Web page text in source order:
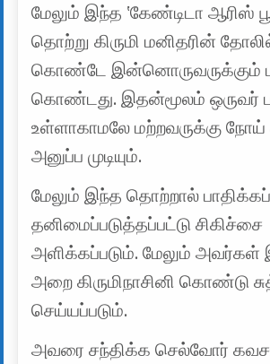
மேலும் இந்த ‛கேண்டிடா ஆரிஸ்
தொற்று கிருமி மனிதரின்
கொண்டே இன்னொருவருக்கும்
கொண்டது. இதன்மூலம் ஒருவர்
உள்ளாகாமலே மற்றவருக்கு நோய்
அனுப்ப முடியும்.
மேலும் இந்த தொற்றால்
தனிமைப்படுத்தப்பட்டு சிகிச்சை
அளிக்கப்படும். மேலும் அவர்கள்
அறை கிருமிநாசினி கொண்டு
செய்யப்படும்.
அவரை சந்திக்க செல்வோர்